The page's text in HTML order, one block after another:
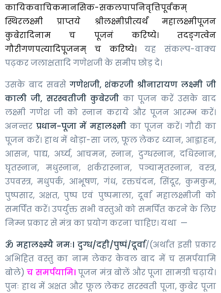
कायिकवाचिकमानसिक-सकलपापनिवृत्तिपूर्वकम्
स्थिरलक्ष्मी प्राप्तये श्रीलक्ष्मीप्रीत्यर्थं महालक्ष्मीपूजन
कुबेरादिनाम च पूजनं करिष्ये। तदङ्गत्वेन
गौरीगणपत्यादिपूजनम् च करिष्ये। यह संकल्प-वाक्य
पढ़कर जलाक्षतादि गणेशजी के समीप छोड़ दे।
उसके बाद सबसे गणेशजी, शंकरजी श्रीनारायण लक्ष्मी जी
काली जी, सरस्वतीजी कुबेरजीका पूजन करें उसके बाद
लक्ष्मी गणेश जी को स्नान कराये और पूजन आरम्भ करें।
अनन्तर प्रधान-पूजा में महालक्ष्मी का पूजन करें। गौरी का
पूजन करें। हाथ में थोड़ा-सा जल, फूल लेकर ध्यान, आह्वाहन,
आसन, पाद्य, अर्घ्य, आचमन, स्नान, दुग्धस्नान, दधिस्नान,
घृतस्नान, मधुस्नान, शर्करास्नान, पञ्चामृतस्नान, वस्त्र,
उपवस्त्र, मधुपर्क, आभूषण, गंध, रक्तचंदन, सिंदूर, कुमकुम,
पुष्पसार, अक्षत, पुष्प एवं पुष्पमाला, दूर्वा महालक्ष्मीजी को
समर्पित करें। उपर्युक्त सभी वस्तुओ को समर्पित करने के लिए
निम्न प्रकार से मंत्र का प्रयोग करना चाहिए। यथा —
ॐ महालक्ष्म्यै नमः। दुग्ध/दही/पुष्पं/दूर्वा/(अर्थात इसी प्रकार
अभिहित वस्तु का नाम लेकर केवल बाद में च समर्पयामि
बोले)च समर्पयामि। पूजन मंत्र बोलें और पूजा सामग्री चढ़ाये।
पुनः हाथ में अक्षत और फूल लेकर सरस्वती पूजा, कुबेर पूजा